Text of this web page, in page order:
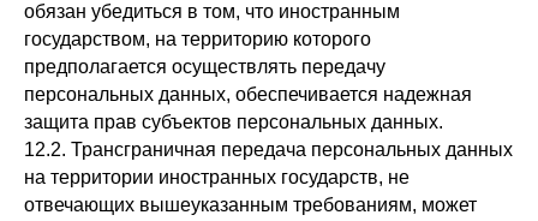
обязан убедиться в том, что иностранным
государством, на территорию которого
предполагается осуществлять передачу
персональных данных, обеспечивается надежная
защита прав субъектов персональных данных.
12.2. Трансграничная передача персональных данных
на территории иностранных государств, не
отвечающих вышеуказанным требованиям, может